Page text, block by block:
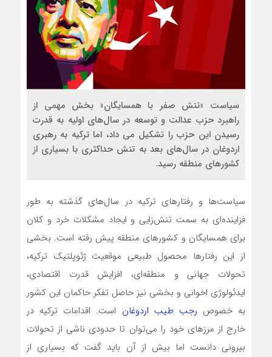
سیاست «تنش صفر با همسایگان» بخش مهمی از
راهبرد حزب عدالت و توسعه در سال‌های اولیه به قدرت
رسیدن این حزب را تشکیل می داد، اما ترکیه به رهبری
اردوغان در سال‌های بعد به تنش حداکثری با بسیاری از
کشورهای منطقه رسید.
سیاست‌ها و رفتارهای ترکیه در سال‌‌های گذشته به طور
فزاینده‌ای به سمت تنش‌زایی و ایجاد مشکلات خرد و کلان
برای همسایگان و کشورهای منطقه پیش رفته است. بخشی
از این رفتارها محصول طبیعی موقعیت ژئوپلتیک ترکیه،
تحولات جهانی و منطقه‌ای، افزایش قدرت اقتصادی،
ایدئولوژی اخوانی و بخشی نیز حاصل تفکر حاکمان این کشور
به خصوص رجب طیب اردوغان است. اقدامات ترکیه در
خارج از مرزهای خود را می‌توان تا حدودی ناشی از تحولات
بیرونی دانست اما بیش از آن باید گفت که بسیاری از